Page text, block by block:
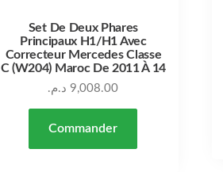
Set De Deux Phares
Principaux H1/H1 Avec
Correcteur Mercedes Classe
C (W204) Maroc De 2011 À 14
9,008.00 د.م.
Commander